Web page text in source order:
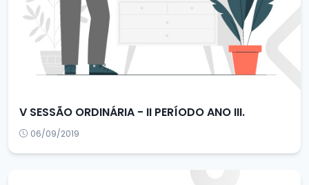
V SESSÃO ORDINÁRIA - II PERÍODO ANO III.
06/09/2019